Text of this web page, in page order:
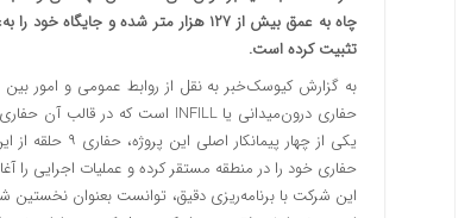
چاه به عمق بیش از ۱۲۷ هزار متر شده
تثبیت کرده است.
به گزارش کیوسک‌خبر به نقل از روابط عمومی و امور بین
یکی از چهار
حفاری خود را در منطقه مستقر کرده و عملیات اجرایی را